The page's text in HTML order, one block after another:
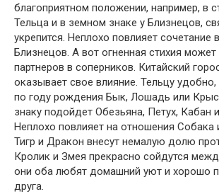
благоприятном положении, например, в
Тельца и в земном знаке у Близнецов,
укрепится. Неплохо повлияет сочетание
Близнецов. А вот огненная стихия может
партнеров в соперников. Китайский
оказывает свое влияние. Тельцу
по году рождения Бык, Лошадь или
знаку подойдет Обезьяна, Петух, Кабан
Неплохо повлияет на отношения Собака
Тигр и Дракон внесут немалую долю
Кролик и Змея прекрасно сойдутся
они оба любят домашний уют и хорошо
друга.